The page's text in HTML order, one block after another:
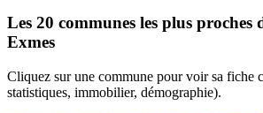
+
−
Les 20 communes les plus proches
Exmes
Cliquez sur une commune pour voir sa fiche
statistiques, immobilier, démographie).